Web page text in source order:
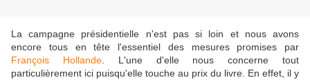
La campagne présidentielle n'est pas si loin et nous avons
encore tous en tête l'essentiel des mesures promises par
François Hollande. L'une d'elle nous concerne tout
particulièrement ici puisqu'elle touche au prix du livre. En effet, il y